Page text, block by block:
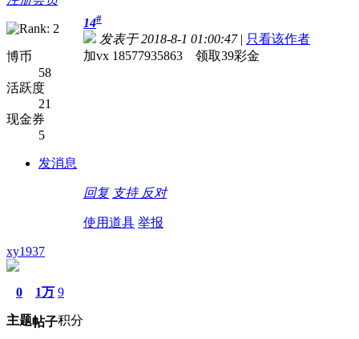
博币
58
活跃度
21
现金券
5
发消息
14#
发表于 2018-8-1 01:00:47 | 只看该作者
加vx 18577935863 领取39彩金
回复 支持 反对
使用道具 举报
xy1937
0
主题
1万
帖子
9
积分